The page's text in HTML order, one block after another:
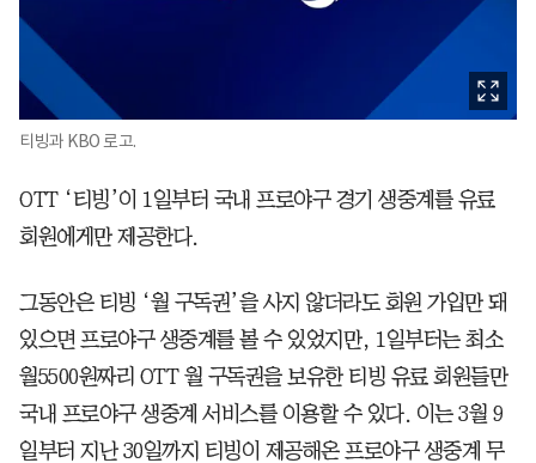
티빙과 KBO 로고.
OTT ‘티빙’이 1일부터 국내 프로야구 경기 생중계를 유료
회원에게만 제공한다.
그동안은 티빙 ‘월 구독권’을 사지 않더라도 회원 가입만 돼
있으면 프로야구 생중계를 볼 수 있었지만, 1일부터는 최소
월5500원짜리 OTT 월 구독권을 보유한 티빙 유료 회원들만
국내 프로야구 생중계 서비스를 이용할 수 있다. 이는 3월 9
일부터 지난 30일까지 티빙이 제공해온 프로야구 생중계 무